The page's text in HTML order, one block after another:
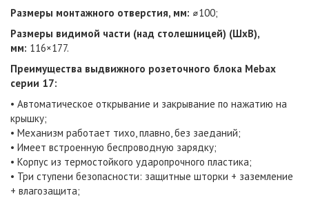
Размеры монтажного отверстия, мм: ⌀100;
Размеры видимой части (над столешницей) (ШxВ),
мм: 116×177.
Преимущества выдвижного розеточного блока Mebax
серии 17:
• Автоматическое открывание и закрывание по нажатию на
крышку;
• Механизм работает тихо, плавно, без заеданий;
• Имеет встроенную беспроводную зарядку;
• Корпус из термостойкого ударопрочного пластика;
• Три ступени безопасности: защитные шторки + заземление
+ влагозащита;